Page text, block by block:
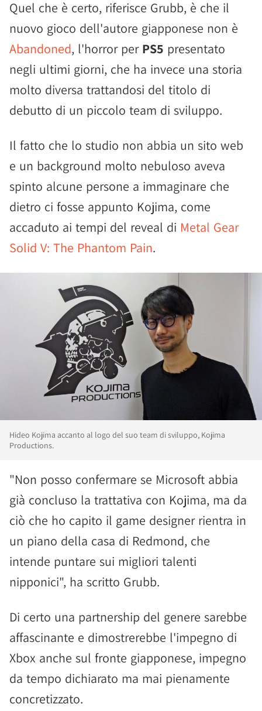
Quel che è certo, riferisce Grubb, è che il
nuovo gioco dell'autore giapponese non è
Abandoned, l'horror per PS5 presentato
negli ultimi giorni, che ha invece una storia
molto diversa trattandosi del titolo di
debutto di un piccolo team di sviluppo.
Il fatto che lo studio non abbia un sito web
e un background molto nebuloso aveva
spinto alcune persone a immaginare che
dietro ci fosse appunto Kojima, come
accaduto ai tempi del reveal di Metal Gear
Solid V: The Phantom Pain.
Hideo Kojima accanto al logo del suo team di sviluppo, Kojima
Productions.
"Non posso confermare se Microsoft abbia
già concluso la trattativa con Kojima, ma da
ciò che ho capito il game designer rientra in
un piano della casa di Redmond, che
intende puntare sui migliori talenti
nipponici", ha scritto Grubb.
Di certo una partnership del genere sarebbe
affascinante e dimostrerebbe l'impegno di
Xbox anche sul fronte giapponese, impegno
da tempo dichiarato ma mai pienamente
concretizzato.